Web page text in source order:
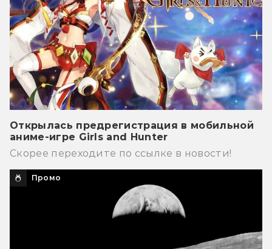
Открылась предрегистрация в мобильной
аниме-игре Girls and Hunter
Скорее переходите по ссылке в новости!
Промо